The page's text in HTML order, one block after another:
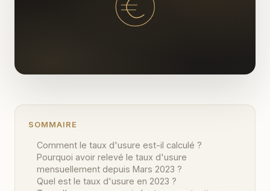
SOMMAIRE
Comment le taux d'usure est-il calculé ?
Pourquoi avoir relevé le taux d'usure
mensuellement depuis Mars 2023 ?
Quel est le taux d'usure en 2023 ?